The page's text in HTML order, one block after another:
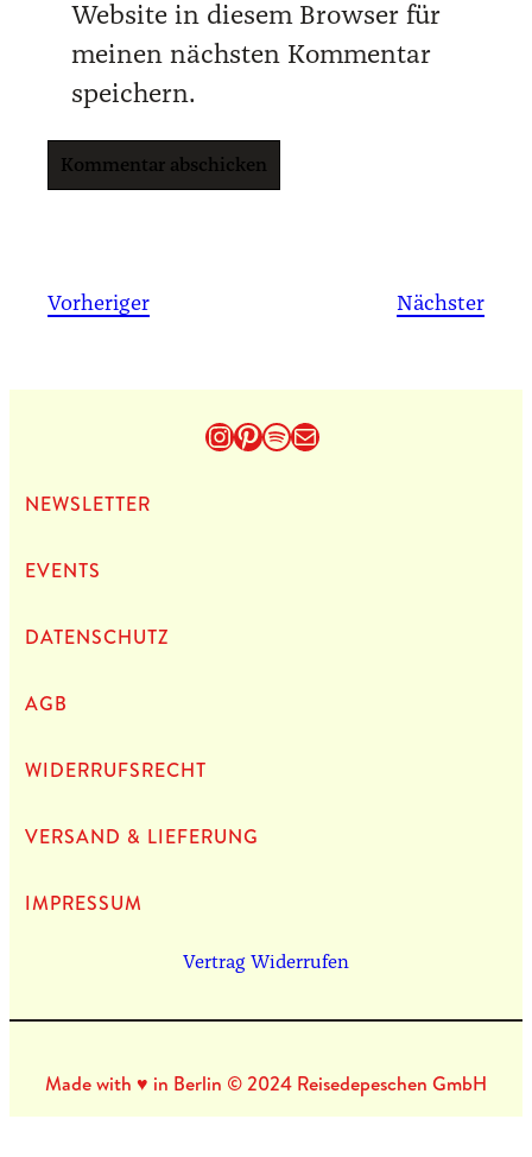
Website in diesem Browser für
meinen nächsten Kommentar
speichern.
Vorheriger Nächster
Instagram
Pinterest
Spotify
E-Mail
NEWS­LET­TER
EVENTS
DATEN­SCHUTZ
AGB
WIDERRUFSRECHT
VERSAND & LIEFERUNG
IMPRES­SUM
Vertrag Widerrufen
Made with ♥ in Berlin © 2024 Reisedepeschen GmbH